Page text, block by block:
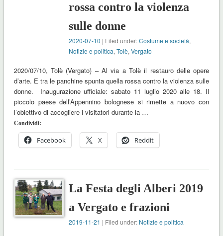
rossa contro la violenza
sulle donne
2020-07-10 | Filed under:Costume e società,
Notizie e politica,Tolè,Vergato
2020/07/10, Tolè (Vergato) – Al via a Tolè il restauro delle opere
d’arte. E tra le panchine spunta quella rossa contro la violenza sulle
donne. Inaugurazione ufficiale: sabato 11 luglio 2020 alle 18. Il
piccolo paese dell’Appennino bolognese si rimette a nuovo con
l’obiettivo di accogliere i visitatori durante la …
Condividi:
Facebook X Reddit
La Festa degli Alberi 2019
a Vergato e frazioni
2019-11-21 | Filed under: Notizie e politica